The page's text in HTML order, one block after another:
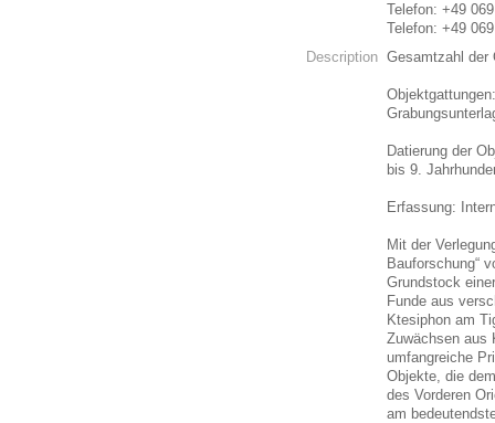
Telefon: +49
Telefon: +49
Description Gesamtzahl der
Datierung der
bis 9.
Erfassung:
Mit der
Bauforschung“
Grundstock
Funde aus
Ktesiphon am
Zuwächsen aus
umfangreiche
Objekte, die
des Vorderen
am